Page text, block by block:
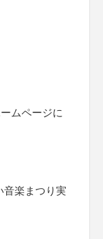
ムページに
音楽まつり実